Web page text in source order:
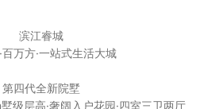
滨江睿城
百万方·一站式生活大城
第四代全新院墅
级层高·奢阔入户花园·四室三卫两厅